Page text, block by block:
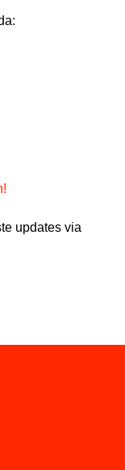
updates via